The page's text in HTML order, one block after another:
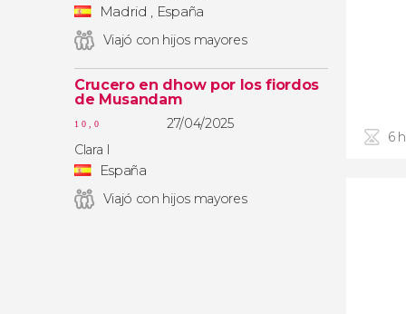
Madrid , España
Viajó con hijos mayores
Crucero en dhow por los fiordos
de Musandam
10,0
27/04/2025
Clara I
España
Viajó con hijos mayores
6